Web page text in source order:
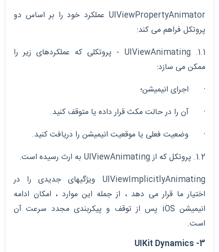
UIViewPropertyAnimator عملکرد خود را بر اساس دو
پروتکل فراهم می کند:
1.1.
UIViewAnimating - پروتکلی که عملکردهای زیر را
ممکن می سازد:
· اجرای انیمیشن؛
· آن را در حالت مکث قرار داده یا متوقف کنید.
· وضعیت فعلی یا موقعیت انیمیشن را دریافت کنید.
1.2. پروتکل که از
UIViewAnimating به ارث رسیده است.
UIViewImplicitlyAnimating ویژگیهای جدیدی را در
اختیار ما قرار می دهد ، از جمله این موارد ، امکان ادامه
انیمیشن iOS پس از توقف و پیکربندی مجدد سرعت آن
است.
3-
UIKit Dynamics